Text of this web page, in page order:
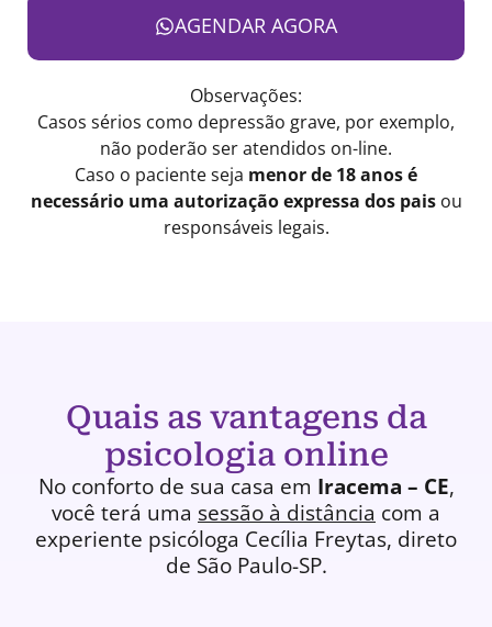
AGENDAR AGORA
Observações:
Casos sérios como depressão grave, por exemplo,
não poderão ser atendidos on-line.
Caso o paciente seja menor de 18 anos é
necessário uma autorização expressa dos paisou
responsáveis legais.
Quais as vantagens da
psicologia online
No conforto de sua casa em Iracema – CE,
você terá uma sessão à distância com a
experiente psicóloga Cecília Freytas, direto
de São Paulo-SP.